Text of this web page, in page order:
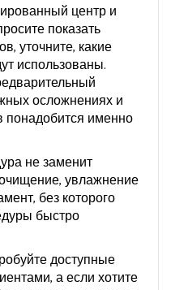
центр и
показать
уточните, какие
использованы.
осложнениях и
понадобится именно
не заменит
увлажнение
без которого
быстро
доступные
а если хотите